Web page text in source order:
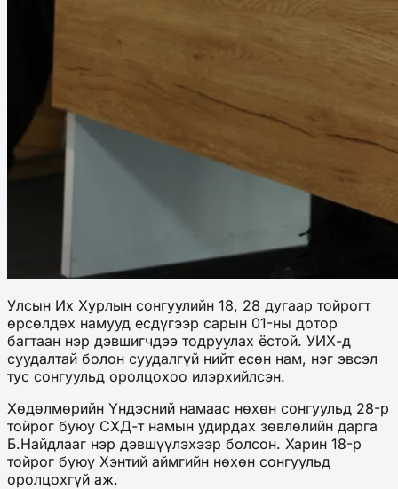
Улсын Их Хурлын сонгуулийн 18, 28 дугаар тойрогт
өрсөлдөх намууд есдүгээр сарын 01-ны дотор
багтаан нэр дэвшигчдээ тодруулах ёстой. УИХ-д
суудалтай болон суудалгүй нийт есөн нам, нэг эвсэл
тус сонгуульд оролцохоо илэрхийлсэн.
Хөдөлмөрийн Үндэсний намаас нөхөн сонгуульд 28-р
тойрог буюу СХД-т намын удирдах зөвлөлийн дарга
Б.Найдлааг нэр дэвшүүлэхээр болсон. Харин 18-р
тойрог буюу Хэнтий аймгийн нөхөн сонгуульд
оролцохгүй аж.